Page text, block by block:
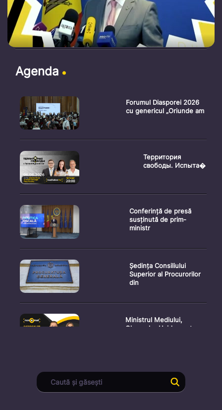
Agenda
Forumul Diasporei 2026
cu genericul „Oriunde am
Территория
свободы. Испыта�
Conferință de presă
susținută de prim-
ministr
Ședința Consiliului
Superior al Procurorilor
din
Ministrul Mediului,
Gheorghe Hajder, este
Consultări publice privind
proiectul de lege pent